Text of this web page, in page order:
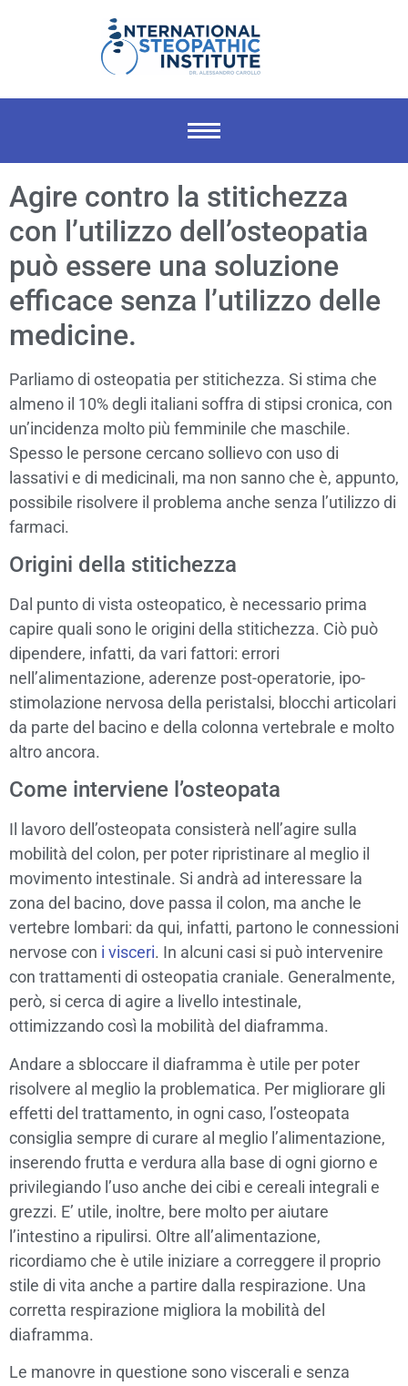
Agire contro la stitichezza
con l’utilizzo dell’osteopatia
può essere una soluzione
efficace senza l’utilizzo delle
medicine.
Parliamo di osteopatia per stitichezza. Si stima che
almeno il 10% degli italiani soffra di stipsi cronica, con
un’incidenza molto più femminile che maschile.
Spesso le persone cercano sollievo con uso di
lassativi e di medicinali, ma non sanno che è, appunto,
possibile risolvere il problema anche senza l’utilizzo di
farmaci.
Origini della stitichezza
Dal punto di vista osteopatico, è necessario prima
capire quali sono le origini della stitichezza. Ciò può
dipendere, infatti, da vari fattori: errori
nell’alimentazione, aderenze post-operatorie, ipo-
stimolazione nervosa della peristalsi, blocchi articolari
da parte del bacino e della colonna vertebrale e molto
altro ancora.
Come interviene l’osteopata
Il lavoro dell’osteopata consisterà nell’agire sulla
mobilità del colon, per poter ripristinare al meglio il
movimento intestinale. Si andrà ad interessare la
zona del bacino, dove passa il colon, ma anche le
vertebre lombari: da qui, infatti, partono le connessioni
nervose con i visceri. In alcuni casi si può intervenire
con trattamenti di osteopatia craniale. Generalmente,
però, si cerca di agire a livello intestinale,
ottimizzando così la mobilità del diaframma.
Andare a sbloccare il diaframma è utile per poter
risolvere al meglio la problematica. Per migliorare gli
effetti del trattamento, in ogni caso, l’osteopata
consiglia sempre di curare al meglio l’alimentazione,
inserendo frutta e verdura alla base di ogni giorno e
privilegiando l’uso anche dei cibi e cereali integrali e
grezzi. E’ utile, inoltre, bere molto per aiutare
l’intestino a ripulirsi. Oltre all’alimentazione,
ricordiamo che è utile iniziare a correggere il proprio
stile di vita anche a partire dalla respirazione. Una
corretta respirazione migliora la mobilità del
diaframma.
Le manovre in questione sono viscerali e senza